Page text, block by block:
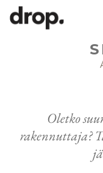
Oletko
rakennuttaja?